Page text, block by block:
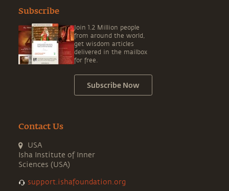
Subscribe
Join 1.2 Million people
from around the world,
get wisdom articles
delivered in the mailbox
for free.
Subscribe Now
Contact Us
USA
Isha Institute of Inner
Sciences (USA)
support.ishafoundation.org